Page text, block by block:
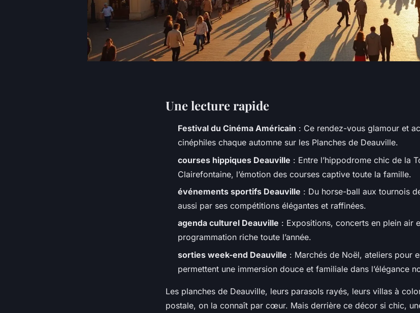
Une lecture rapide
Festival du Cinéma Américain : Ce rendez-vous glamour et
cinéphiles chaque automne sur les Planches de Deauville.
courses hippiques Deauville : Entre l’hippodrome chic de la
Clairefontaine, l’émotion des courses captive toute la famille.
événements sportifs Deauville : Du horse-ball aux tournois
aussi par ses compétitions élégantes et raffinées.
agenda culturel Deauville : Expositions, concerts en plein air
programmation riche toute l’année.
sorties week-end Deauville : Marchés de Noël, ateliers pour
permettent une immersion douce et familiale dans l’élégance
Les planches de Deauville, leurs parasols rayés, leurs villas à
postale, on la connaît par cœur. Mais derrière ce décor si chic,